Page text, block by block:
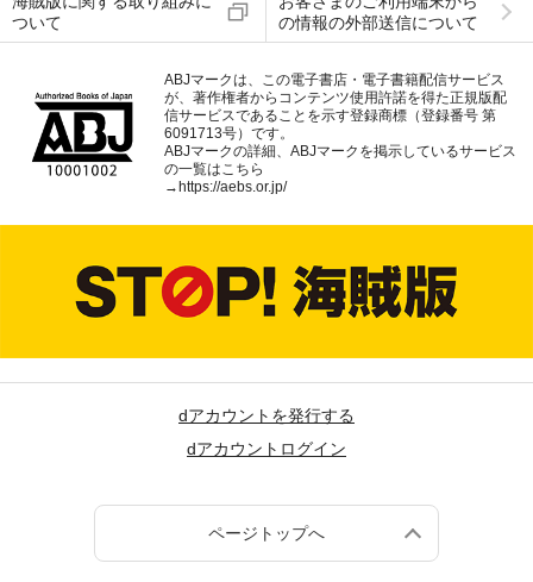
ついて
の情報の外部送信について
ABJマークは、この電子書店・電子書籍配信サービス
が、著作権者からコンテンツ使用許諾を得た正規版配
信サービスであることを示す登録商標（登録番号 第
6091713号）です。
ABJマークの詳細、ABJマークを掲示しているサービス
の一覧はこちら
→ https://aebs.or.jp/
dアカウントを発行する
dアカウントログイン
ページトップへ